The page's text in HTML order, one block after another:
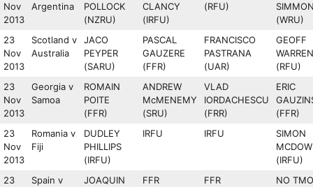
Nov
2013
Argentina
POLLOCK
(NZRU)
CLANCY
(IRFU)
(RFU)
(WRU)
23
Nov
2013
Scotland v
Australia
JACO
PEYPER
(SARU)
PASCAL
GAUZERE
(FFR)
FRANCISCO
PASTRANA
(UAR)
GEOFF
WARREN
(RFU)
23
Nov
2013
Georgia v
Samoa
ROMAIN
POITE
(FFR)
ANDREW
McMENEMY
(SRU)
VLAD
IORDACHESCU
(FRR)
ERIC
(FFR)
23
Nov
2013
Romania v
Fiji
DUDLEY
PHILLIPS
(IRFU)
IRFU IRFU
SIMON
(IRFU)
23
Spain v
JOAQUIN
FFR FFR NO TMO